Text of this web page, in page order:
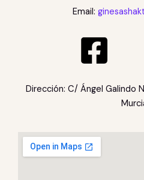
Email:
Dirección: C/ Ángel Galindo